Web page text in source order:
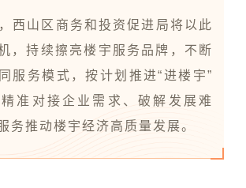
西山区商务和投资促进局将以此
，持续擦亮楼宇服务品牌，不断
服务模式，按计划推进“进楼宇”
准对接企业需求、破解发展难
务推动楼宇经济高质量发展。